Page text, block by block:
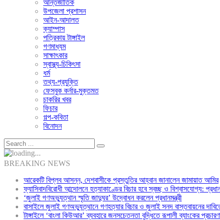
আন্তর্জাতিক
উপজেলা প্রশাসন
আইন-আদালত
ক্যাম্পাস
পত্রিকায় টাঙ্গাইল
গণমাধ্যম
সাক্ষাৎকার
স্বাস্থ্য-চিকিৎসা
ধর্ম
তথ্য-প্রযুক্তি
ফেসবুক কর্নার-মুক্তমত
চাকরির খবর
ফিচার
গল্প-কবিতা
বিনোদন
BREAKING NEWS
আরেকটি বিপ্লব আসন্ন, দেশবাসীকে প্রস্তুতির আহ্বান জানালেন জামায়াত আমির
ফ্যাসিবাদবিরোধী আন্দোলনে হত্যাকাণ্ডের বিচার হবে স্বচ্ছ ও বিশ্বাসযোগ্য:
‘জুলাই গণঅভ্যুত্থান স্মৃতি জাদুঘর’ উদ্বোধন করলেন প্রধানমন্ত্রী
বাসাইলে জুলাই গণঅভ্যুত্থানে গণহত্যার বিচার ও জুলাই সনদ বাস্তবায়নের
টাঙ্গাইলে ‘বাংলা কিউআর’ ব্যবহারে জনসচেতনতা বৃদ্ধিতে রূপালী ব্যাংকের